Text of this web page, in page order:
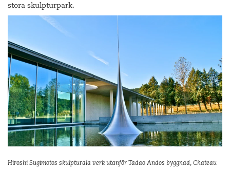
stora skulpturpark.
Hiroshi Sugimotos skulpturala verk utanför Tadao Andos byggnad, Chateau